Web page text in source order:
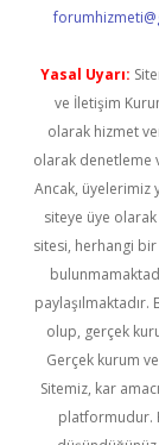
Yasal Uyarı:
ve İletişim
olarak hizmet
olarak denetleme
Ancak, üyelerimiz
siteye üye
sitesi, herhangi bir
olup, gerçek
Gerçek kurum
Sitemiz, kar
platformudur.